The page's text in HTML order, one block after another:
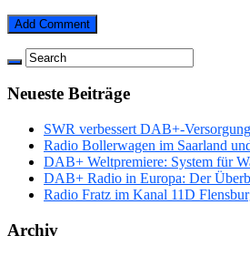
Neueste Beiträge
SWR verbessert DAB+-
Radio Bollerwagen im Saarland
DAB+ Weltpremiere: System für
DAB+ Radio in Europa: Der
Radio Fratz im Kanal 11D
Archiv